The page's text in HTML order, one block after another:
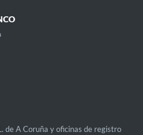
de A Coruña y oficinas de registro